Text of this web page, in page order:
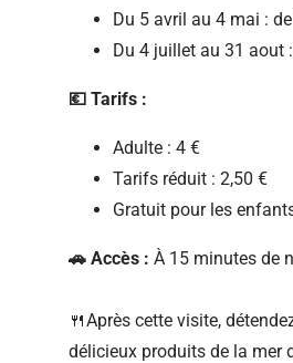
Du 5 avril au 4 mai :
Du 4 juillet au 31 aout
💶 Tarifs :
Adulte : 4 €
Tarifs réduit : 2,50 €
Gratuit pour les
🚗 Accès : À 15 minutes de
🍴Après cette visite,
délicieux produits de la mer